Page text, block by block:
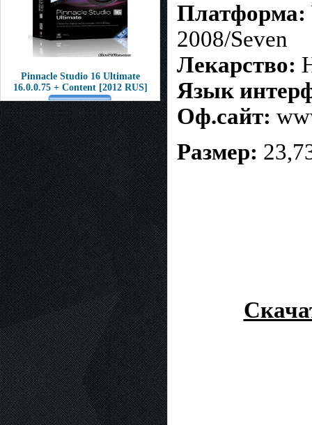
Pinnacle Studio 16 Ultimate
16.0.0.75 + Content [2012 RUS]
Платформа:
2008/Seven
Лекарство:
Язык
Оф.сайт:
Размер: